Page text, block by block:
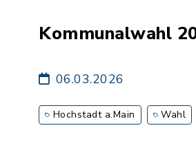
Kommunalwahl
06.03.2026
Hochstadt a.Main Wahl